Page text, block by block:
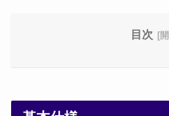
目次